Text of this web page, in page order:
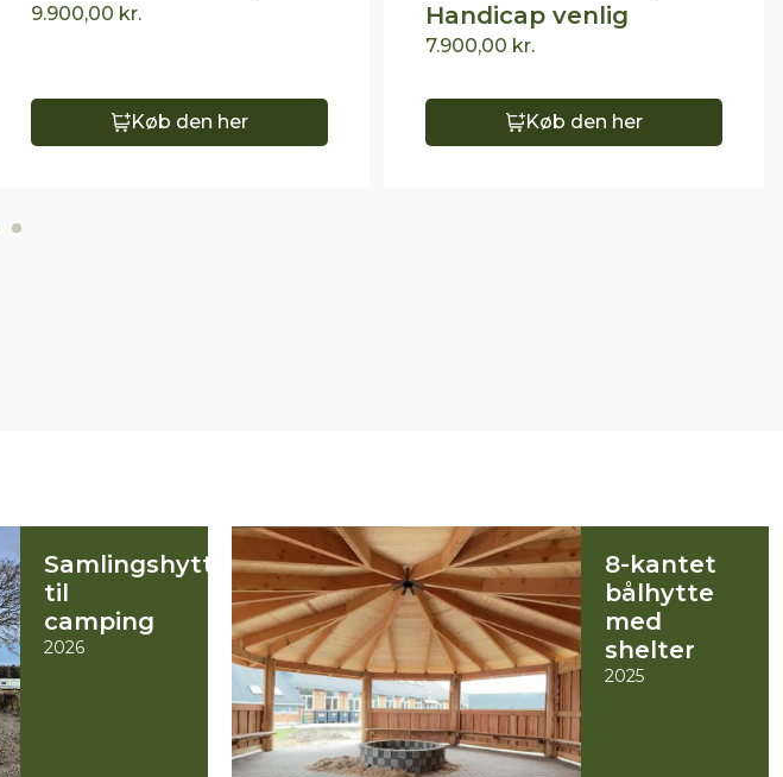
9.900,00 kr.
Køb den her
Handicap venlig
7.900,00 kr.
Køb den her
Samlingshytte
til
camping
2026
8-kantet
bålhytte
med
shelter
2025